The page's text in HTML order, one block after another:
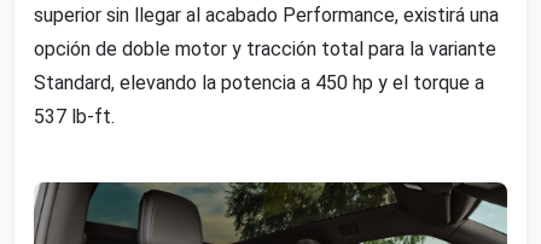
superior sin llegar al acabado Performance, existirá una
opción de doble motor y tracción total para la variante
Standard, elevando la potencia a 450 hp y el torque a
537 lb-ft.